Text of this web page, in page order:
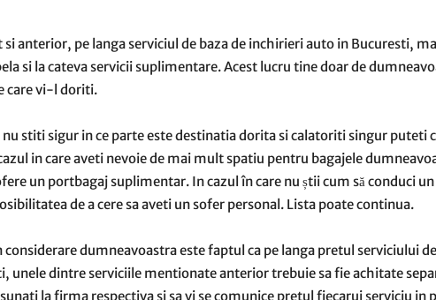
anterior, pe langa serviciul de baza de inchirieri auto in Bucuresti,
si la cateva servicii suplimentare. Acest lucru tine doar de
care vi-l doriti.
nu stiti sigur in ce parte este destinatia dorita si calatoriti singur puteti
in care aveti nevoie de mai mult spatiu pentru bagajele
un portbagaj suplimentar. In cazul în care nu știi cum să conduci un
de a cere sa aveti un sofer personal. Lista poate continua.
considerare dumneavoastra este faptul ca pe langa pretul serviciului
unele dintre serviciile mentionate anterior trebuie sa fie achitate
la firma respectiva si sa vi se comunice pretul fiecarui serviciu in